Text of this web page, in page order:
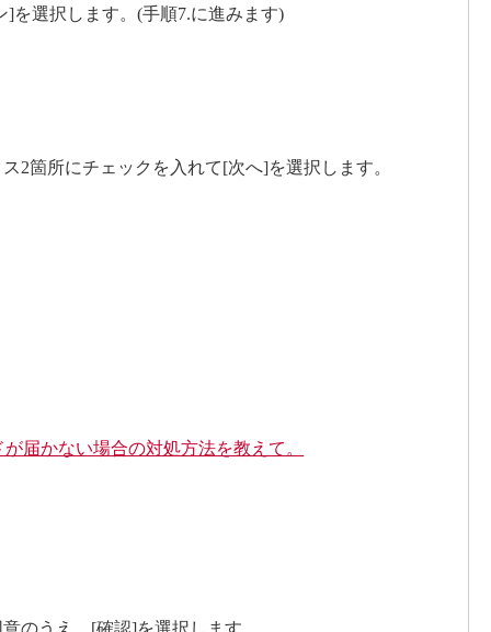
を選択します。(手順7.に進みます)
2箇所にチェックを入れて[次へ]を選択します。
届かない場合の対処方法を教えて。
のうえ、[確認]を選択します。